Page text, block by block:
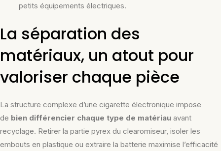
petits équipements électriques.
La séparation des
matériaux, un atout pour
valoriser chaque pièce
La structure complexe d’une cigarette électronique impose
de bien différencier chaque type de matériau avant
recyclage. Retirer la partie pyrex du clearomiseur, isoler les
embouts en plastique ou extraire la batterie maximise l’efficacité